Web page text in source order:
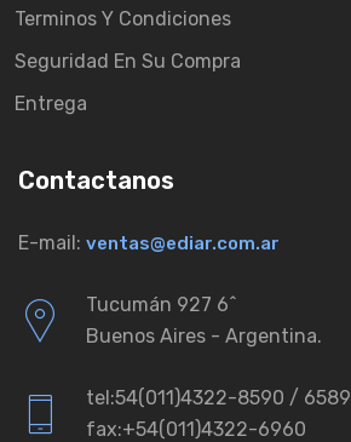
Terminos Y Condiciones
Seguridad En Su Compra
Entrega
Contactanos
E-mail: ventas@ediar.com.ar
Tucumán 927 6ˆ
Buenos Aires - Argentina.
tel:54(011)4322-8590 / 6589
fax:+54(011)4322-6960